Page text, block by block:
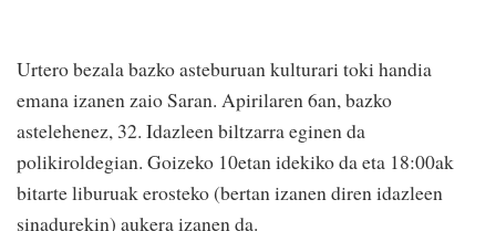
Urtero bezala bazko asteburuan kulturari toki handia
emana izanen zaio Saran. Apirilaren 6an, bazko
astelehenez, 32. Idazleen biltzarra eginen da
polikiroldegian. Goizeko 10etan idekiko da eta 18:00ak
bitarte liburuak erosteko (bertan izanen diren idazleen
sinadurekin) aukera izanen da.